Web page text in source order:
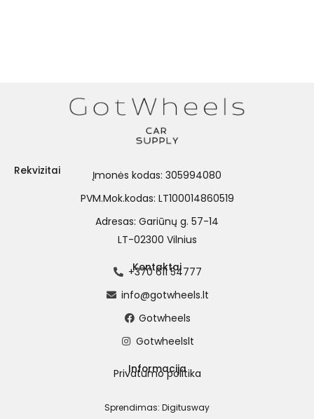
Rekvizitai
Įmonės kodas: 305994080
PVM.Mok.kodas: LT100014860519
Adresas: Gariūnų g. 57-14
LT-02300 Vilnius
Kontaktai
+370 611 54777
info@gotwheels.lt
Gotwheels
Gotwheelslt
Informacija
Privatumo politika
Sprendimas: Digitusway